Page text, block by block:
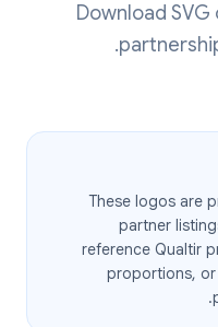
Download
These logos are
partner
reference Qualtir
proportions, or